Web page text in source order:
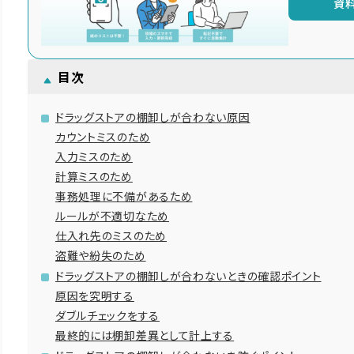
目次
ドラッグストアの棚卸しが合わない原因
カウントミスのため
入力ミスのため
計算ミスのため
事務処理に不備があるため
ルールが不適切なため
仕入れ先のミスのため
盗難や紛失のため
ドラッグストアの棚卸しが合わないときの確認ポイント
原因を究明する
ダブルチェックをする
最終的には棚卸差異として計上する